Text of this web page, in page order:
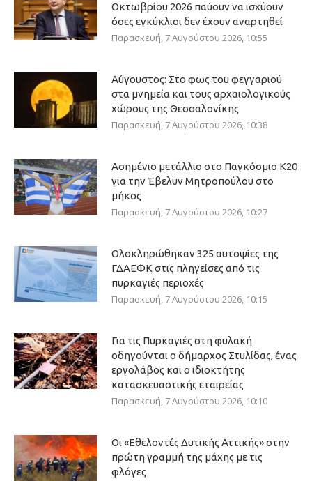
Οκτωβρίου 2026 παύουν να ισχύουν
όσες εγκύκλιοι δεν έχουν αναρτηθεί
Παρασκευή, 7 Αυγούστου 2026, 10:55
Αύγουστος: Στο φως του φεγγαριού
στα μνημεία και τους αρχαιολογικούς
χώρους της Θεσσαλονίκης
Παρασκευή, 7 Αυγούστου 2026, 10:38
Ασημένιο μετάλλιο στο Παγκόσμιο Κ20
για την Έβελυν Μητροπούλου στο
μήκος
Παρασκευή, 7 Αυγούστου 2026, 10:27
Ολοκληρώθηκαν 325 αυτοψίες της
ΓΔΑΕΦΚ στις πληγείσες από τις
πυρκαγιές περιοχές
Παρασκευή, 7 Αυγούστου 2026, 10:15
Για τις Πυρκαγιές στη φυλακή
οδηγούνται ο δήμαρχος Στυλίδας, ένας
εργολάβος και ο ιδιοκτήτης
κατασκευαστικής εταιρείας
Παρασκευή, 7 Αυγούστου 2026, 10:10
Οι «Εθελοντές Δυτικής Αττικής» στην
πρώτη γραμμή της μάχης με τις
φλόγες